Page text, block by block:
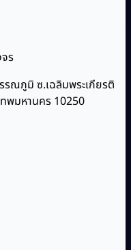
ร
รณภูมิ ซ.เฉลิมพระเกียรติ
ทพมหานคร 10250